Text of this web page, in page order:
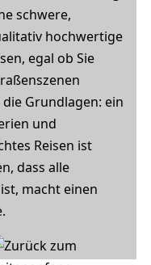
schwere,
hochwertige
egal ob Sie
Grundlagen: ein
und
Reisen ist
dass alle
macht einen